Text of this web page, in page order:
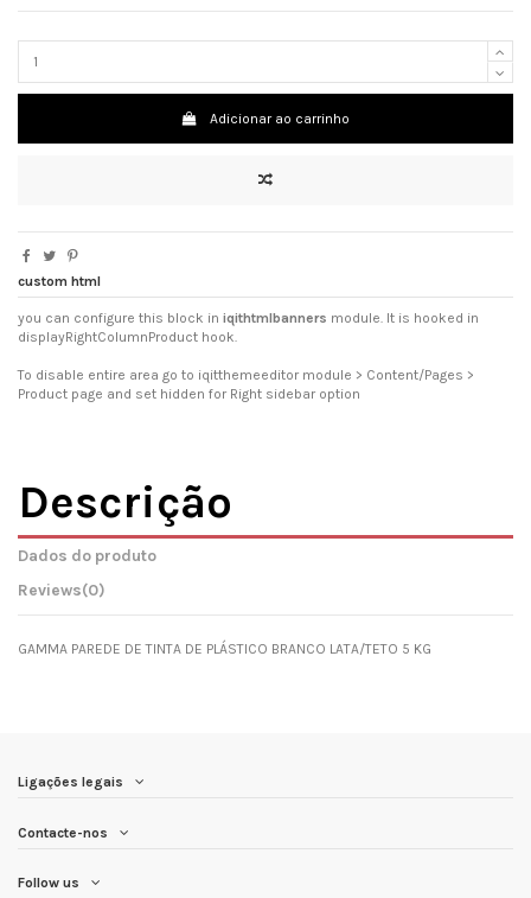
Adicionar ao carrinho
custom html
you can configure this block in iqithtmlbanners module. It is hooked in
displayRightColumnProduct hook.
To disable entire area go to iqitthemeeditor module > Content/Pages >
Product page and set hidden for Right sidebar option
Descrição
Dados do produto
Reviews(0)
GAMMA PAREDE DE TINTA DE PLÁSTICO BRANCO LATA/TETO 5 KG
Ligações legais
Contacte-nos
Follow us